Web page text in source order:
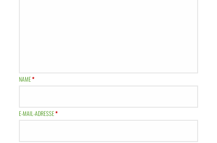
NAME*
E-MAIL-ADRESSE*